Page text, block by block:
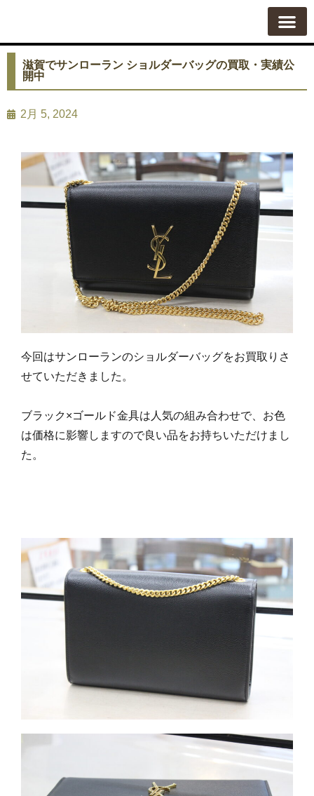
滋賀でサンローラン ショルダーバッグの買取・実績公
開中
2月 5, 2024
今回はサンローランのショルダーバッグをお買取りさ
せていただきました。
ブラック×ゴールド金具は人気の組み合わせで、お色
は価格に影響しますので良い品をお持ちいただけまし
た。